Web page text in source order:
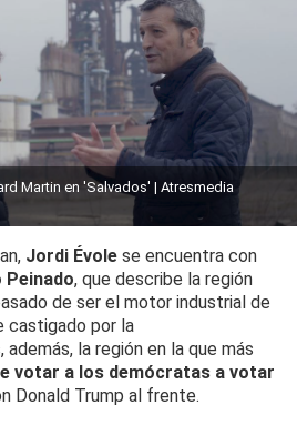
Martin en 'Salvados' | Atresmedia
Jordi Évole se encuentra con
Peinado, que describe la región
de ser el motor industrial de
castigado por la
además, la región en la que más
votar a los demócratas a votar
Donald Trump al frente.